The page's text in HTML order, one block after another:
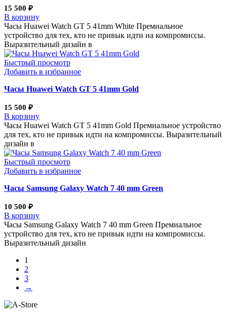
15 500 ₽
В корзину
Часы Huawei Watch GT 5 41mm White Премиальное
устройство для тех, кто не привык идти на компромиссы.
Выразительный дизайн в
Быстрый просмотр
Добавить в избранное
Часы Huawei Watch GT 5 41mm Gold
15 500 ₽
В корзину
Часы Huawei Watch GT 5 41mm Gold Премиальное устройство
для тех, кто не привык идти на компромиссы. Выразительный
дизайн в
Быстрый просмотр
Добавить в избранное
Часы Samsung Galaxy Watch 7 40 mm Green
10 500 ₽
В корзину
Часы Samsung Galaxy Watch 7 40 mm Green Премиальное
устройство для тех, кто не привык идти на компромиссы.
Выразительный дизайн
1
2
3
→